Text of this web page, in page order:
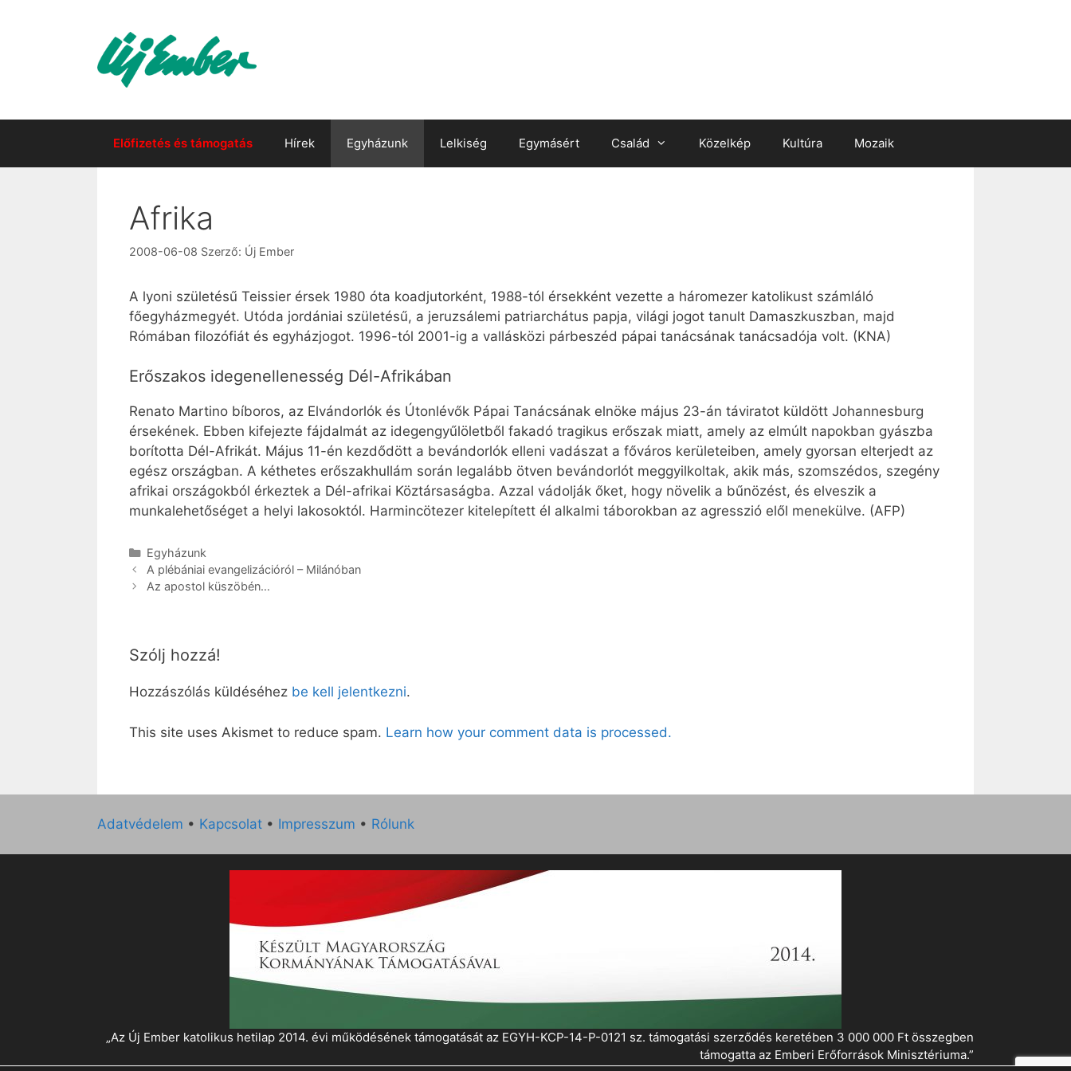
Előfizetés és támogatás Hírek Egyházunk Lelkiség Egymásért Család Közelkép Kultúra Mozaik
Afrika
2008-06-08 Szerző: Új Ember
A lyoni születésű Teissier érsek 1980 óta koadjutorként, 1988-tól érsekként vezette a háromezer katolikust számláló
főegyházmegyét. Utóda jordániai születésű, a jeruzsálemi patriarchátus papja, világi jogot tanult Damaszkuszban, majd
Rómában filozófiát és egyházjogot. 1996-tól 2001-ig a vallásközi párbeszéd pápai tanácsának tanácsadója volt. (KNA)
Erőszakos idegenellenesség Dél-Afrikában
Renato Martino bíboros, az Elvándorlók és Útonlévők Pápai Tanácsának elnöke május 23-án táviratot küldött Johannesburg
érsekének. Ebben kifejezte fájdalmát az idegengyűlöletből fakadó tragikus erőszak miatt, amely az elmúlt napokban gyászba
borította Dél-Afrikát. Május 11-én kezdődött a bevándorlók elleni vadászat a főváros kerületeiben, amely gyorsan elterjedt az
egész országban. A kéthetes erőszakhullám során legalább ötven bevándorlót meggyilkoltak, akik más, szomszédos, szegény
afrikai országokból érkeztek a Dél-afrikai Köztársaságba. Azzal vádolják őket, hogy növelik a bűnözést, és elveszik a
munkalehetőséget a helyi lakosoktól. Harmincötezer kitelepített él alkalmi táborokban az agresszió elől menekülve. (AFP)
Kategória
Egyházunk
A plébániai evangelizációról – Milánóban
Az apostol küszöbén…
Szólj hozzá!
Hozzászólás küldéséhez be kell jelentkezni.
This site uses Akismet to reduce spam. Learn how your comment data is processed.
Adatvédelem • Kapcsolat • Impresszum • Rólunk
„Az Új Ember katolikus hetilap 2014. évi működésének támogatását az EGYH-KCP-14-P-0121 sz. támogatási szerződés keretében 3 000 000 Ft összegben
támogatta az Emberi Erőforrások Minisztériuma.”